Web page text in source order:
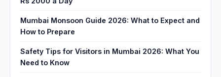
Mumbai Monsoon Guide 2026: What to Expect and
How to Prepare
Safety Tips for Visitors in Mumbai 2026: What You
Need to Know